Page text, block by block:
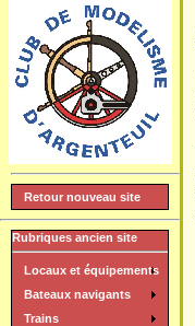
]
Retour nouveau site
Rubriques ancien site
Locaux et équipements
Bateaux navigants
Trains